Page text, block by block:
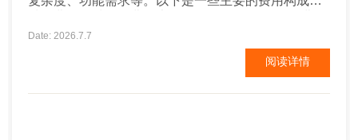
取决于域名的后缀和稀有程度‌。 ‌服务器和托管费用‌：
服务器的费用根据服务器类型和配置不同而有所差...
Date: 2026.7.7
阅读详情